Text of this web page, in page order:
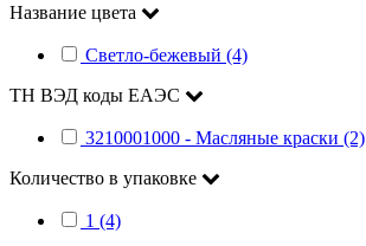
Название цвета
Светло-бежевый (4)
ТН ВЭД коды ЕАЭС
3210001000 - Масляные краски (2)
Количество в упаковке
1 (4)